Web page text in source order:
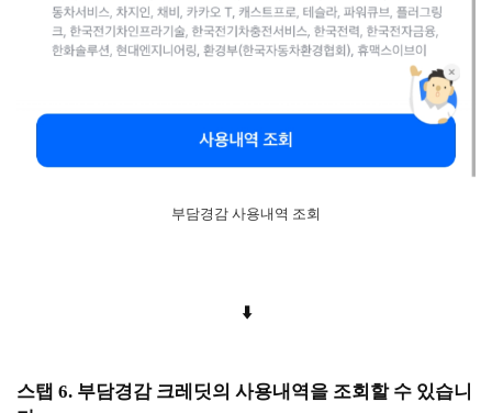
부담경감 사용내역 조회
⬇️
스탭 6. 부담경감 크레딧의 사용내역을 조회할 수 있습니